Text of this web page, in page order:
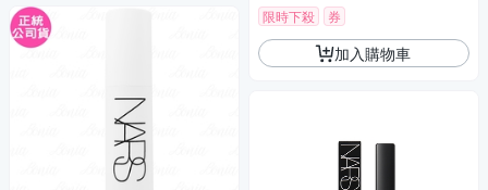
限時下殺 券
加入購物車